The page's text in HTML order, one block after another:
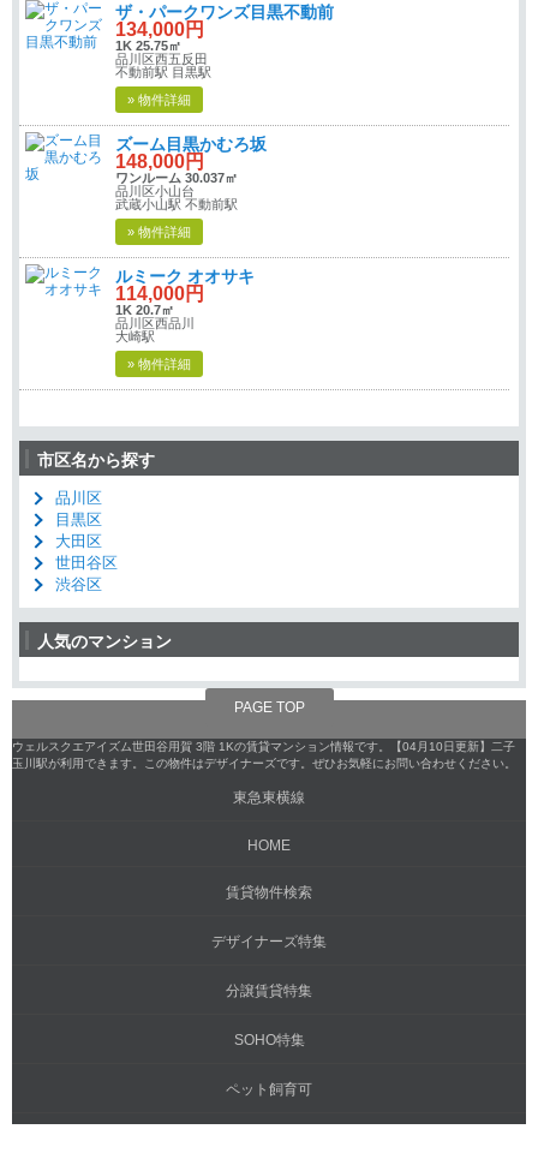
ザ・パークワンズ目黒不動前
134,000円
1K 25.75㎡
品川区西五反田
不動前駅 目黒駅
» 物件詳細
ズーム目黒かむろ坂
148,000円
ワンルーム 30.037㎡
品川区小山台
武蔵小山駅 不動前駅
» 物件詳細
ルミーク オオサキ
114,000円
1K 20.7㎡
品川区西品川
大崎駅
» 物件詳細
市区名から探す
品川区
目黒区
大田区
世田谷区
渋谷区
人気のマンション
PAGE TOP
ウェルスクエアイズム世田谷用賀 3階 1Kの賃貸マンション情報です。【04月10日更新】二子
玉川駅が利用できます。この物件はデザイナーズです。ぜひお気軽にお問い合わせください。
東急東横線
HOME
賃貸物件検索
デザイナーズ特集
分譲賃貸特集
SOHO特集
ペット飼育可